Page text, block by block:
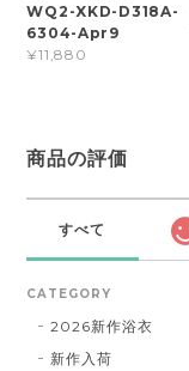
WQ2-XKD-D318A-
6304-Apr9
¥11,880
商品の評価
すべて
CATEGORY
2026新作浴衣
新作入荷